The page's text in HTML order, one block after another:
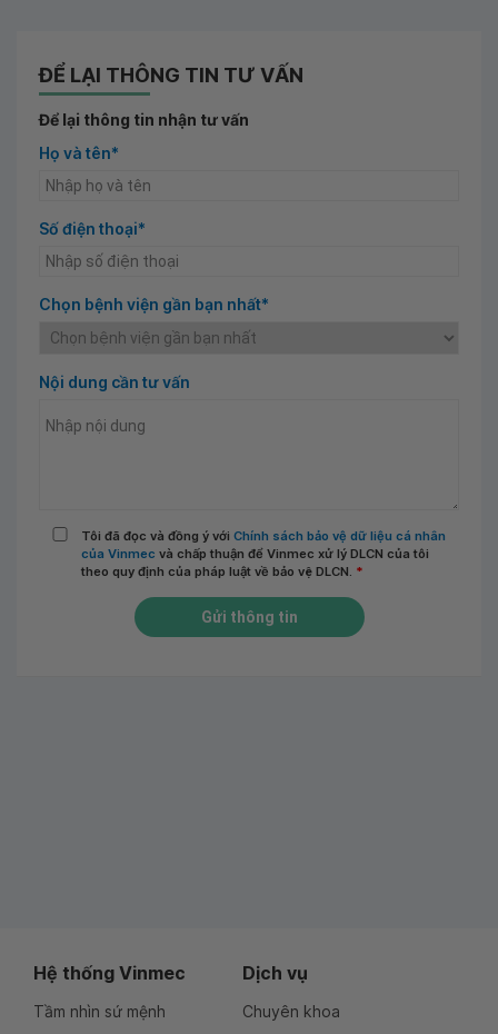
ĐỂ LẠI THÔNG TIN TƯ VẤN
Để lại thông tin nhận tư vấn
Họ và tên*
Số điện thoại*
Chọn bệnh viện gần bạn nhất*
Nội dung cần tư vấn
Tôi đã đọc và đồng ý với Chính sách bảo vệ dữ liệu cá nhân
của Vinmec và chấp thuận để Vinmec xử lý DLCN của tôi
theo quy định của pháp luật về bảo vệ DLCN. *
Gửi thông tin
Hệ thống Vinmec
Tầm nhìn sứ mệnh
Dịch vụ
Chuyên khoa